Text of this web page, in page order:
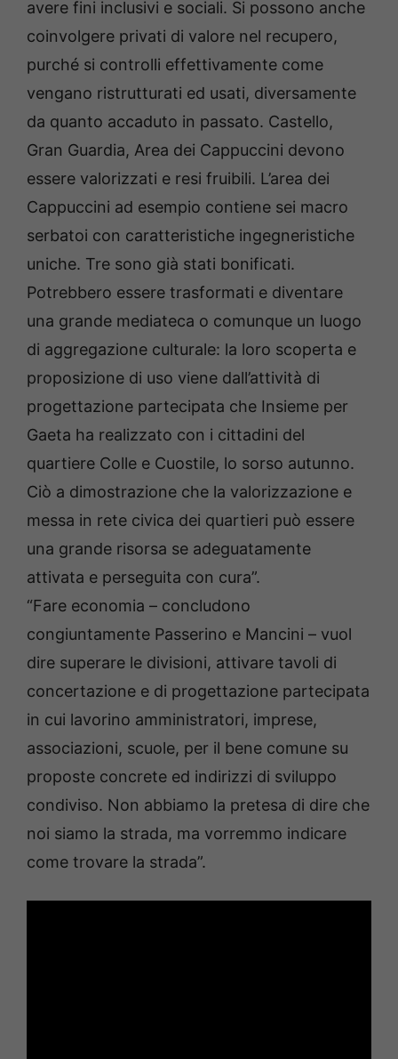
avere fini inclusivi e sociali. Si possono anche
coinvolgere privati di valore nel recupero,
purché si controlli effettivamente come
vengano ristrutturati ed usati, diversamente
da quanto accaduto in passato. Castello,
Gran Guardia, Area dei Cappuccini devono
essere valorizzati e resi fruibili. L’area dei
Cappuccini ad esempio contiene sei macro
serbatoi con caratteristiche ingegneristiche
uniche. Tre sono già stati bonificati.
Potrebbero essere trasformati e diventare
una grande mediateca o comunque un luogo
di aggregazione culturale: la loro scoperta e
proposizione di uso viene dall’attività di
progettazione partecipata che Insieme per
Gaeta ha realizzato con i cittadini del
quartiere Colle e Cuostile, lo sorso autunno.
Ciò a dimostrazione che la valorizzazione e
messa in rete civica dei quartieri può essere
una grande risorsa se adeguatamente
attivata e perseguita con cura”.
“Fare economia – concludono
congiuntamente Passerino e Mancini – vuol
dire superare le divisioni, attivare tavoli di
concertazione e di progettazione partecipata
in cui lavorino amministratori, imprese,
associazioni, scuole, per il bene comune su
proposte concrete ed indirizzi di sviluppo
condiviso. Non abbiamo la pretesa di dire che
noi siamo la strada, ma vorremmo indicare
come trovare la strada”.